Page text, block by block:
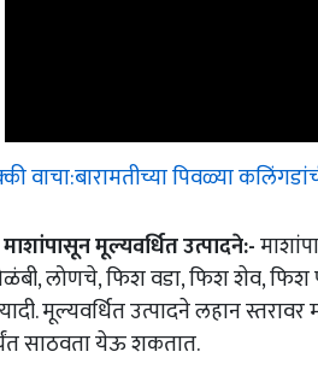
वाचा:बारामतीच्या पिवळ्या
माशांपासूनमूल्यवर्धितउत्पादने:-
लोणचे, फिश वडा, फिश शेव,
मूल्यवर्धित उत्पादने लहान
साठवता येऊ शकतात.